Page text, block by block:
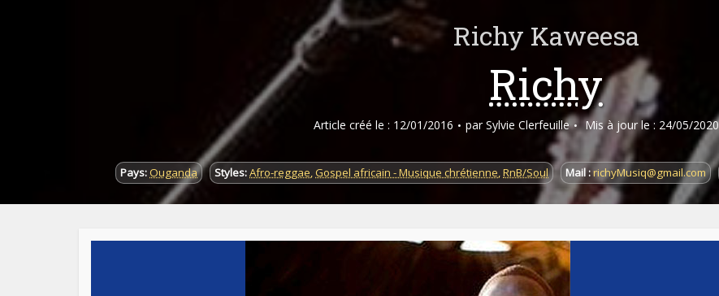
Richy Kaweesa
Richy
Article créé le : 12/01/2016 par Sylvie Clerfeuille Mis à jour le : 24/05/2020
Pays:Ouganda Styles:Afro-reggae,Gospel africain - Musique chrétienne,RnB/Soul Mail :richyMusiq@gmail.com